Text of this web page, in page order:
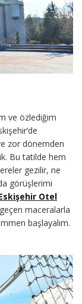
ve özlediğim
zor dönemden
Bu tatilde hem
gezilir, ne
görüşlerimi
Otel
geçen maceralarla
başlayalım.